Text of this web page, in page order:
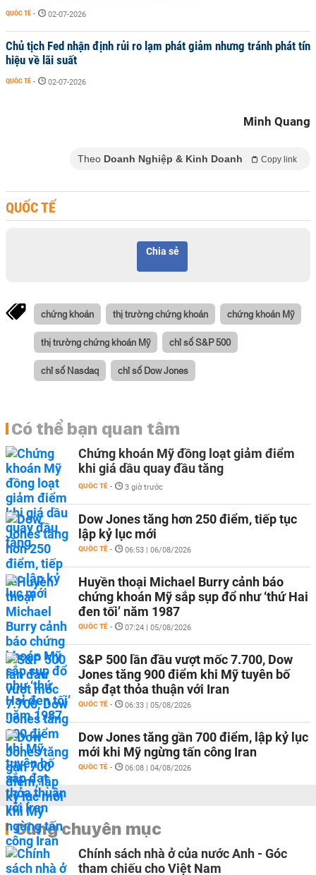
QUỐC TẾ - 02-07-2026
Chủ tịch Fed nhận định rủi ro lạm phát giảm nhưng tránh phát tín
hiệu về lãi suất
QUỐC TẾ - 02-07-2026
Minh Quang
Theo Doanh Nghiệp & Kinh Doanh Copy link
QUỐC TẾ
Chia sẻ
chứng khoán thị trường chứng khoán chứng khoán Mỹ
thị trường chứng khoán Mỹ chỉ số S&P 500
chỉ số Nasdaq chỉ số Dow Jones
Có thể bạn quan tâm
Chứng khoán Mỹ đồng loạt giảm điểm
khi giá dầu quay đầu tăng
QUỐC TẾ - 3 giờ trước
Dow Jones tăng hơn 250 điểm, tiếp tục
lập kỷ lục mới
QUỐC TẾ - 06:53 | 06/08/2026
Huyền thoại Michael Burry cảnh báo
chứng khoán Mỹ sắp sụp đổ như ‘thứ Hai
đen tối’ năm 1987
QUỐC TẾ - 07:24 | 05/08/2026
S&P 500 lần đầu vượt mốc 7.700, Dow
Jones tăng 900 điểm khi Mỹ tuyên bố
sắp đạt thỏa thuận với Iran
QUỐC TẾ - 06:33 | 05/08/2026
Dow Jones tăng gần 700 điểm, lập kỷ lục
mới khi Mỹ ngừng tấn công Iran
QUỐC TẾ - 06:08 | 04/08/2026
Cùng chuyên mục
Chính sách nhà ở của nước Anh - Góc
tham chiếu cho Việt Nam